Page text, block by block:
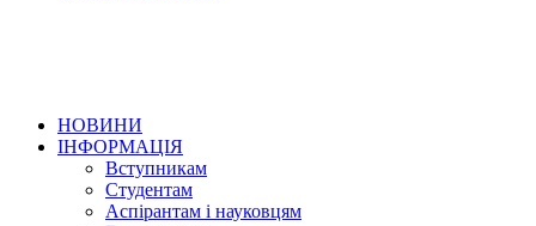
НОВИНИ
ІНФОРМАЦІЯ
Вступникам
Студентам
Аспірантам і науковцям